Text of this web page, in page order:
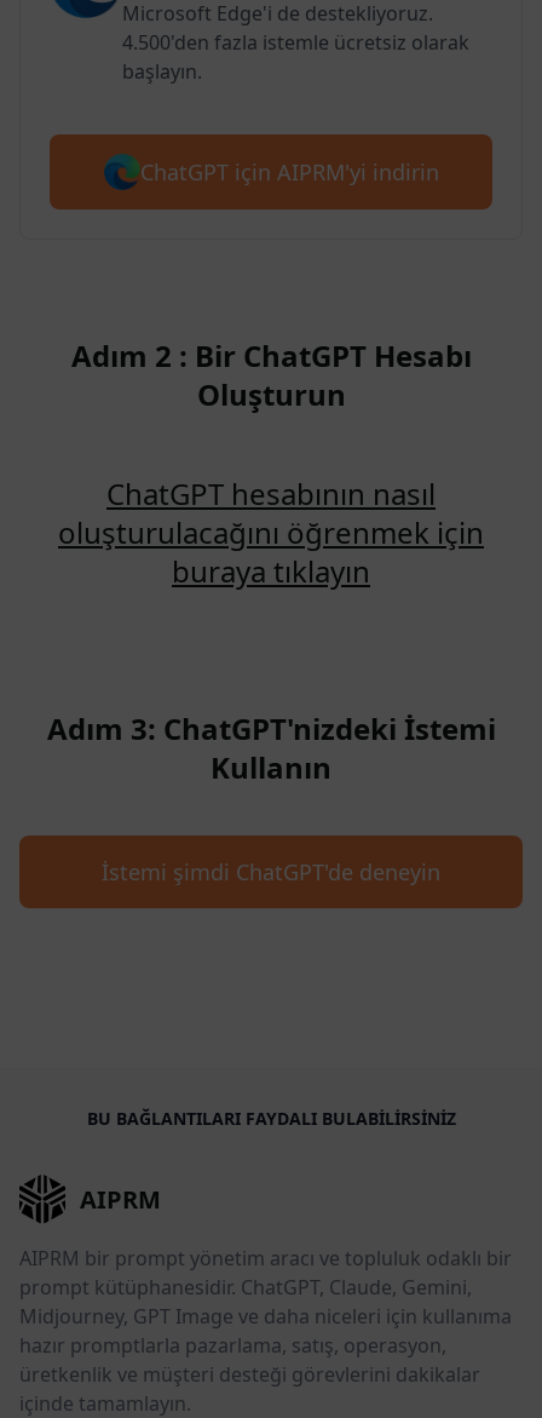
Microsoft Edge'i de destekliyoruz.
4.500'den fazla istemle ücretsiz olarak
başlayın.
ChatGPT için AIPRM'yi indirin
Adım 2 : Bir ChatGPT Hesabı
Oluşturun
ChatGPT hesabının nasıl
oluşturulacağını öğrenmek için
buraya tıklayın
Adım 3: ChatGPT'nizdeki İstemi
Kullanın
İstemi şimdi ChatGPT'de deneyin
BU BAĞLANTILARI FAYDALI BULABILIRSINIZ
AIPRM
AIPRM bir prompt yönetim aracı ve topluluk odaklı bir
prompt kütüphanesidir. ChatGPT, Claude, Gemini,
Midjourney, GPT Image ve daha niceleri için kullanıma
hazır promptlarla pazarlama, satış, operasyon,
üretkenlik ve müşteri desteği görevlerini dakikalar
içinde tamamlayın.